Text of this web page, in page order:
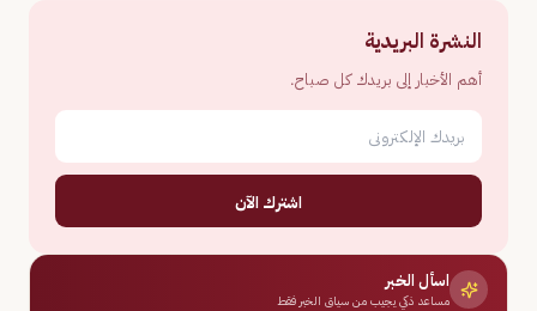
النشرة البريدية
أهم الأخبار إلى بريدك كل صباح.
اشترك الآن
اسأل الخبر
مساعد ذكي يجيب من سياق الخبر فقط